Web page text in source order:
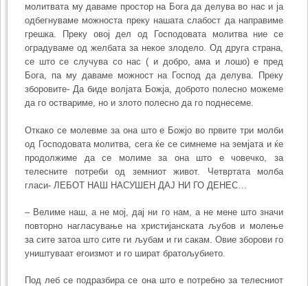
молитвата му даваме простор на Бога да делува во нас и ја
одбегнуваме можноста преку нашата слабост да направиме
грешка. Преку овој дел од Господовата молитва ние се
оградуваме од желбата за некое злодело. Од друга страна,
се што се случува со нас ( и добро, ама и лошо) е пред
Бога, па му даваме можност на Господ да делува. Преку
зборовите- Да биде волјата Божја, доброто полесно можеме
да го оствариме, но и злото полесно да го поднесеме.
Откако се молевме за она што е Божјо во првите три молби
од Господовата молитва, сега ќе се симнеме на земјата и ќе
продолжиме да се молиме за она што е човечко, за
телесните потреби од земниот живот. Четвртата молба
гласи- ЛЕБОТ НАШ НАСУШЕН ДАЈ НИ ГО ДЕНЕС…
– Велиме наш, а не мој, дај ни го нам, а не мене што значи
повторно нагласување на христијанската љубов и молење
за сите затоа што сите ги љубам и ги сакам. Овие зборови го
уништуваат егоизмот и го шират братољубието.
Под леб се подразбира се она што е потребно за телесниот